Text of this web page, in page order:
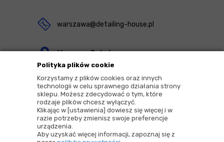
Polityka plików cookie
Korzystamy z plików cookies oraz innych
technologii w celu sprawnego działania strony
sklepu. Możesz zdecydować o tym, które
rodzaje plików chcesz wyłączyć.
Klikając w [ustawienia] dowiesz się więcej i w
razie potrzeby zmienisz swoje preferencje
urządzenia.
Aby uzyskać więcej informacji, zapoznaj się z
warszawa@detailing-house.pl
Magazyn Rekcin
Nomos Sp. z o.o. sp.k.
ul. Agrestowa 1
83-010 Rekcin